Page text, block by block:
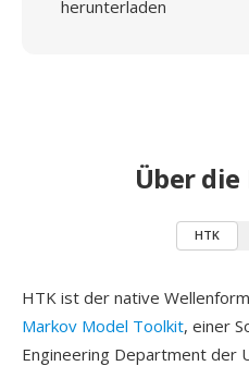
herunterladen
Über
HTK
HTK ist der native
Markov Model Toolkit, einer
Engineering Department der